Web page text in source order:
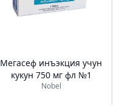
Мегасеф инъэкция учун
кукун 750 мг фл №1
Nobel